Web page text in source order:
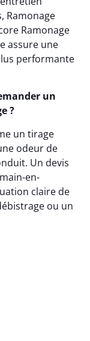
Ramonage
Ramonage
assure une
performante
un
?
un tirage
odeur de
Un devis
en-
claire de
ou un